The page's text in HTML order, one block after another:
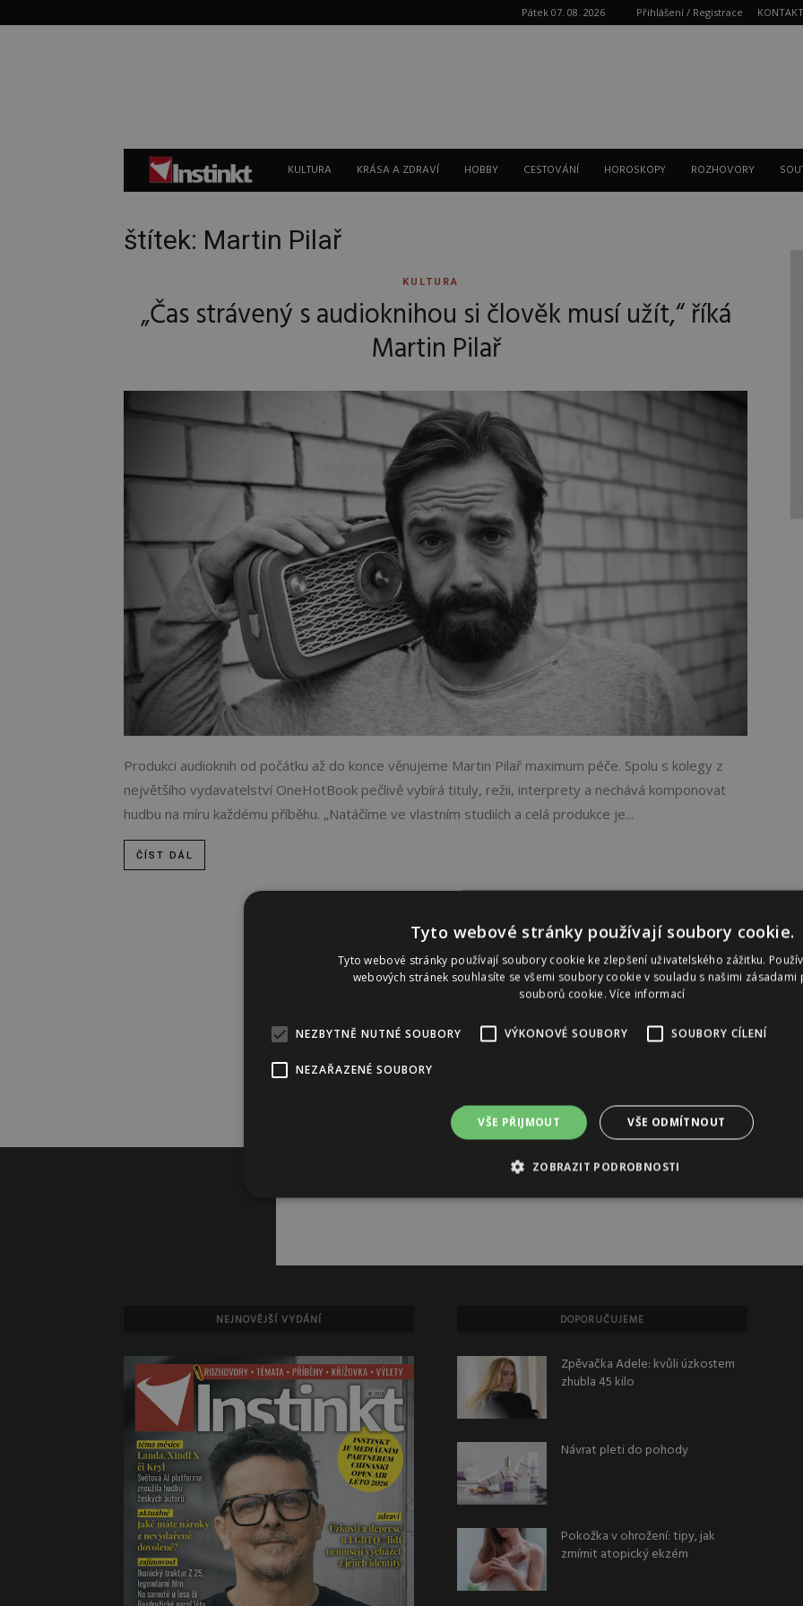
Pátek 07. 08. 2026 Přihlášení / Registrace KONTAKT
Instinkt
KULTURA KRÁSA A ZDRAVÍ HOBBY CESTOVÁNÍ HOROSKOPY ROZHOVORY
štítek: Martin Pilař
KULTURA
„Čas strávený s audioknihou si člověk musí užít,“ říká
Martin Pilař
Produkci audioknih od počátku až do konce věnujeme Martin Pilař maximum péče. Spolu s kolegy z
největšího vydavatelství OneHotBook pečlivě vybírá tituly, režii, interprety a nechává komponovat
hudbu na míru každému příběhu. „Natáčíme ve vlastním studiích a celá produkce je...
ČÍST DÁL
Reklama
NEJNOVĚJŠÍ VYDÁNÍ DOPORUČUJEME
Zpěvačka Adele: kvůli úzkostem
zhubla 45 kilo
Návrat pleti do pohody
Pokožka v ohrožení: tipy, jak
zmírnit atopický ekzém
Tyto webové stránky používají soubory cookie.
Tyto webové stránky používají soubory cookie ke zlepšení uživatelského zážitku.
webových stránek souhlasíte se všemi soubory cookie v souladu s našimi zásadami
souborů cookie.Více informací
NEZBYTNĚ NUTNÉ SOUBORY VÝKONOVÉ SOUBORY SOUBORY CÍLENÍ
NEZAŘAZENÉ SOUBORY
VŠE PŘIJMOUT VŠE ODMÍTNOUT
ZOBRAZIT PODROBNOSTI